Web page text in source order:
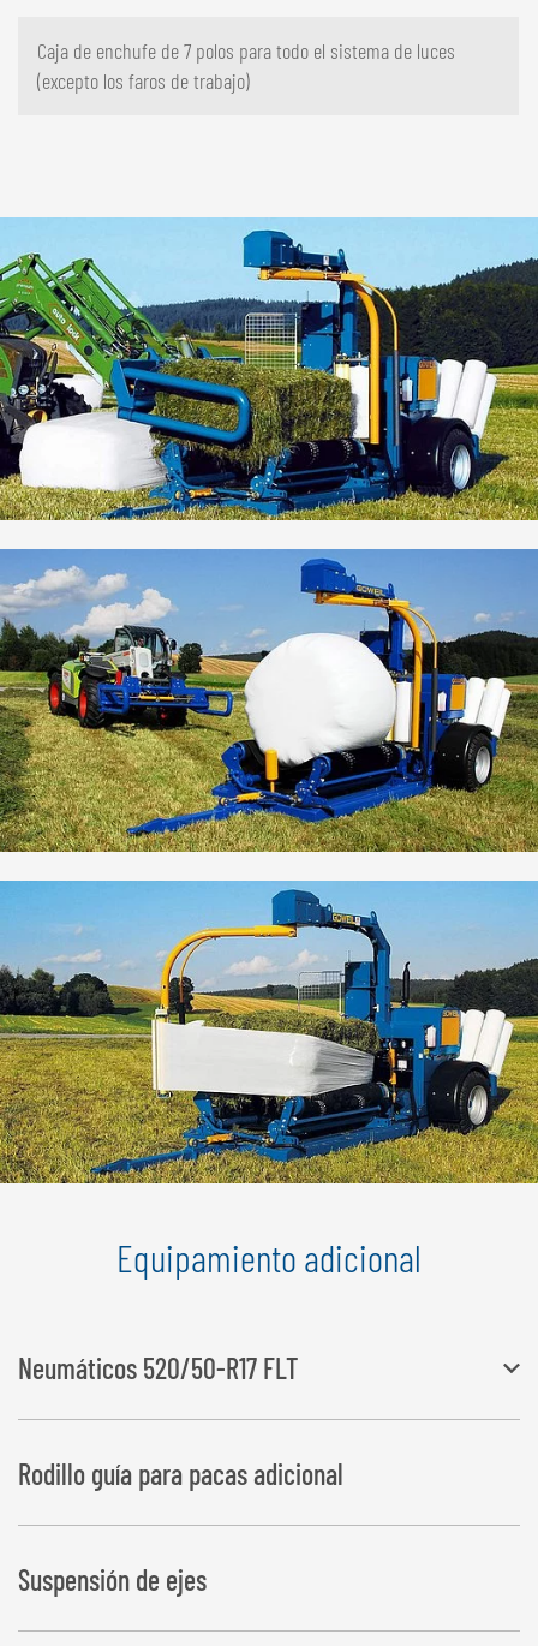
Caja de enchufe de 7 polos para todo el sistema de luces
(excepto los faros de trabajo)
Equipamiento adicional
Neumáticos 520/50-R17 FLT
El ancho cambia a 2.545 mm,
La altura cambia a 3.240 mm (con el eje elevable extendido)
Rodillo guía para pacas adicional
Suspensión de ejes